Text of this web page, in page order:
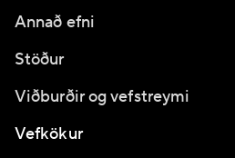
Annað efni
Stöður
Viðburðir og vefstreymi
Vefkökur